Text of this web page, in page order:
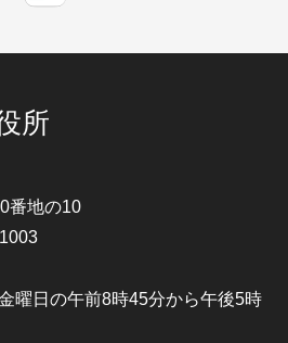
所
番地の10
曜日の午前8時45分から午後5時